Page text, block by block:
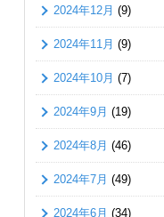
2024年12月 (9)
2024年11月 (9)
2024年10月 (7)
2024年9月 (19)
2024年8月 (46)
2024年7月 (49)
2024年6月 (34)